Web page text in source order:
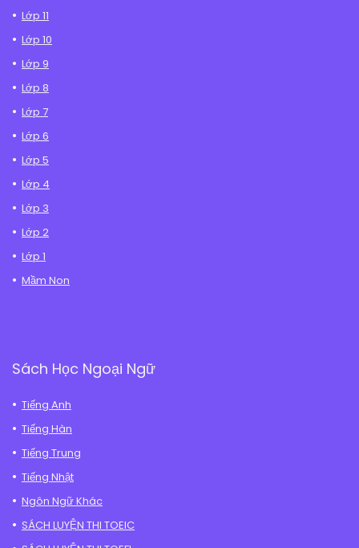
Lớp 11
Lớp 10
Lớp 9
Lớp 8
Lớp 7
Lớp 6
Lớp 5
Lớp 4
Lớp 3
Lớp 2
Lớp 1
Mầm Non
Sách Học Ngoại Ngữ
Tiếng Anh
Tiếng Hàn
Tiếng Trung
Tiếng Nhật
Ngôn Ngữ Khác
SÁCH LUYỆN THI TOEIC